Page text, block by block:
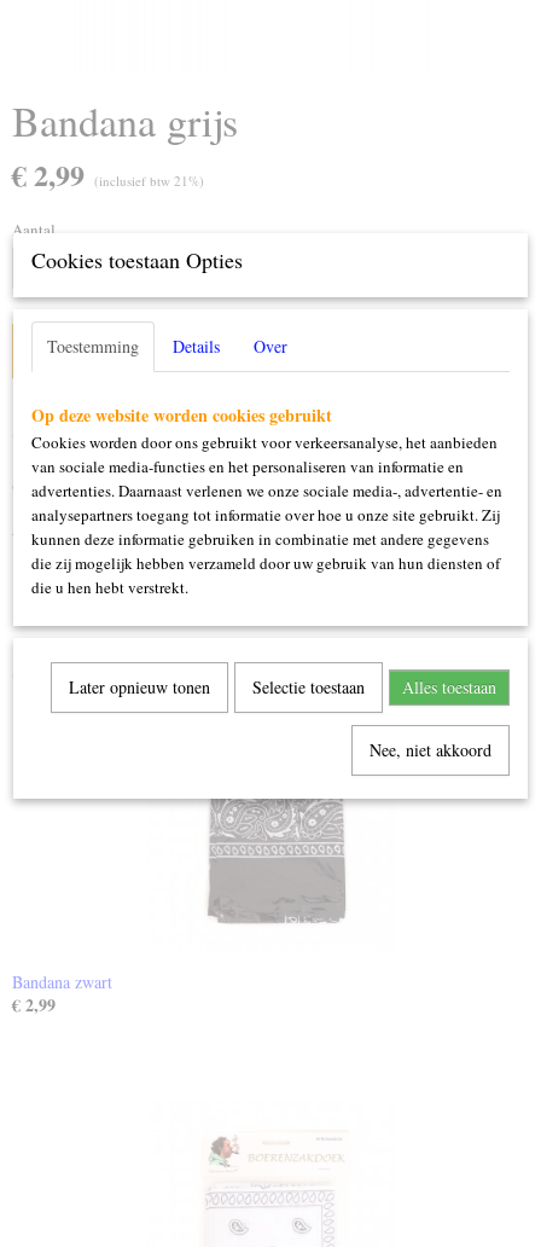
Bandana grijs
€ 2,99 (inclusief btw 21%)
Aantal
IN WINKELWAGEN
Specificaties
Productcode
52203
Omschrijving
54cm x 54cm
Ook interessant
Bandana zwart
€ 2,99
Cookies toestaan Opties
Toestemming Details Over
Op deze website worden cookies gebruikt
Cookies worden door ons gebruikt voor verkeersanalyse, het aanbieden
van sociale media-functies en het personaliseren van informatie en
advertenties. Daarnaast verlenen we onze sociale media-, advertentie- en
analysepartners toegang tot informatie over hoe u onze site gebruikt. Zij
kunnen deze informatie gebruiken in combinatie met andere gegevens
die zij mogelijk hebben verzameld door uw gebruik van hun diensten of
die u hen hebt verstrekt.
Later opnieuw tonen Selectie toestaan Alles toestaan
Nee, niet akkoord